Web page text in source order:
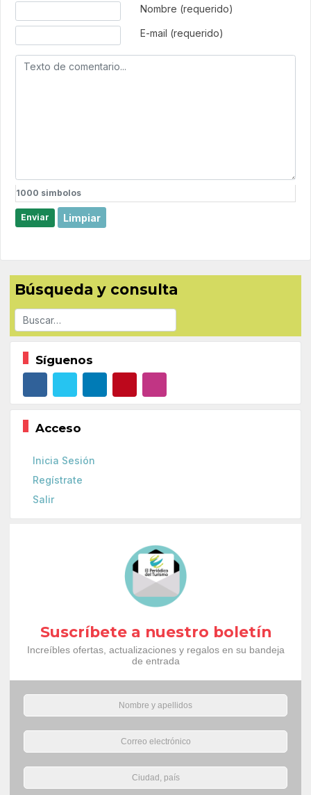
Nombre (requerido)
E-mail (requerido)
1000 simbolos
Enviar Limpiar
Búsqueda y consulta
Buscar
Síguenos
Acceso
Inicia Sesión
Regístrate
Salir
Suscríbete a nuestro boletín
Increíbles ofertas, actualizaciones y regalos en su bandeja
de entrada